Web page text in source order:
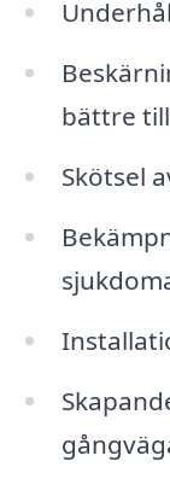
bättre
Skötsel